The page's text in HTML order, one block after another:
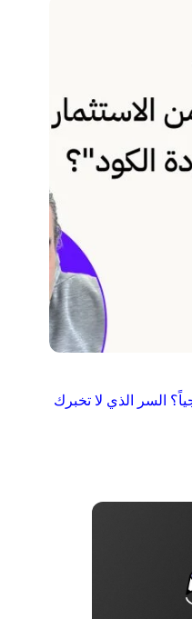
السر الذي لا تخبرك